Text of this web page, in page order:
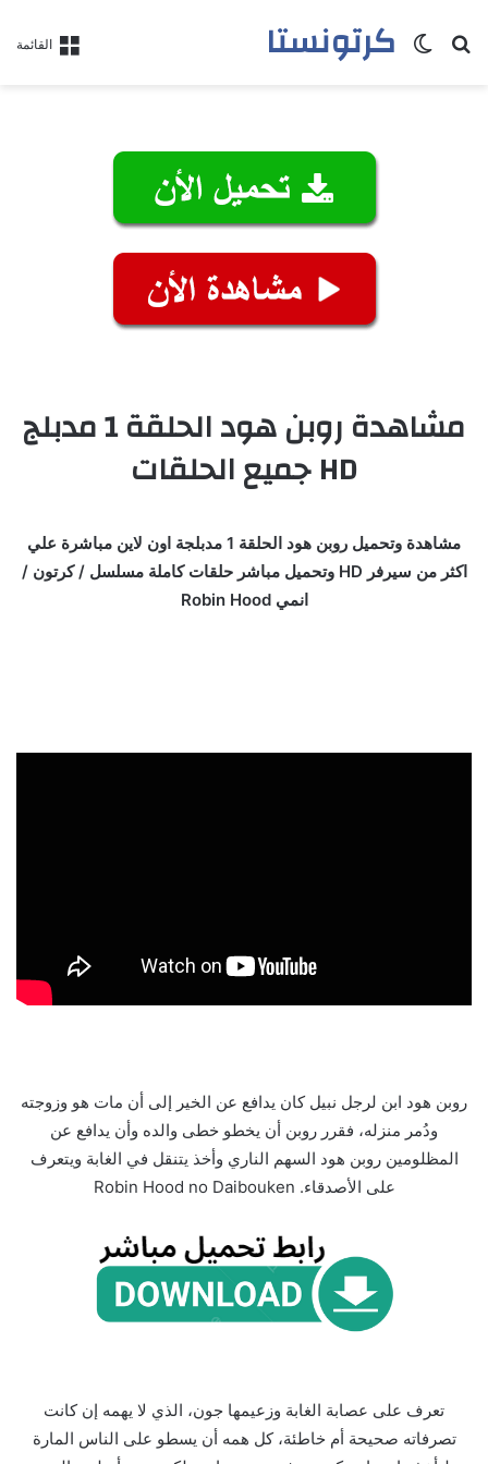
القائمة كرتونستابحث عنالوضع المظلم
مشاهدة روبن هود الحلقة 1 مدبلج
HD جميع الحلقات
مشاهدة وتحميل روبن هود الحلقة 1 مدبلجة اون لاين مباشرة علي
اكثر من سيرفر HD وتحميل مباشر حلقات كاملة مسلسل / كرتون /
انمي Robin Hood
روبن هود ابن لرجل نبيل كان يدافع عن الخير إلى أن مات هو وزوجته
ودُمر منزله، فقرر روبن أن يخطو خطى والده وأن يدافع عن
المظلومين روبن هود السهم الناري وأخذ يتنقل في الغابة ويتعرف
على الأصدقاء. Robin Hood no Daibouken
تعرف على عصابة الغابة وزعيمها جون، الذي لا يهمه إن كانت
تصرفاته صحيحة أم خاطئة، كل همه أن يسطو على الناس المارة